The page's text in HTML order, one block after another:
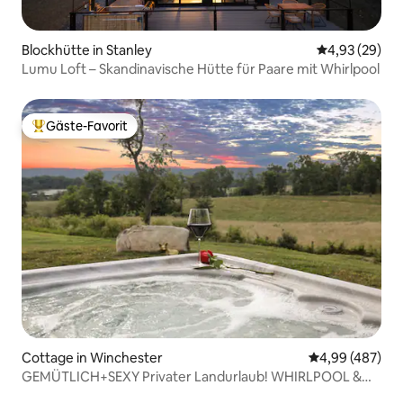
Blockhütte in Stanley
4,93 (29)
Lumu Loft – Skandinavische Hütte für Paare mit Whirlpool
Beliebter Gäste-Favorit.
Gäste-Favorit
Cottage in Winchester
4,99 (487)
GEMÜTLICH+SEXY Privater Landurlaub! WHIRLPOOL &